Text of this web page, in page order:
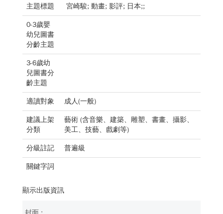
主題標題 宮崎駿; 動畫; 影評; 日本;;
0-3歲嬰
幼兒圖書
分齡主題
3-6歲幼
兒圖書分
齡主題
適讀對象 成人(一般)
建議上架
分類
藝術 (含音樂、建築、雕塑、書畫、攝影、
美工、技藝、戲劇等)
分級註記 普遍級
關鍵字詞
顯示出版資訊